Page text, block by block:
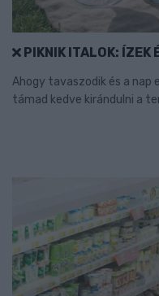
PIKNIK ITALOK: ÍZEK
Ahogy tavaszodik és a nap
támad kedve kirándulni a